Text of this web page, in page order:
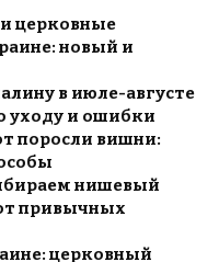
церковные
новый и
в июле-августе
уходу и ошибки
поросли вишни:
нишевый
привычных
церковный